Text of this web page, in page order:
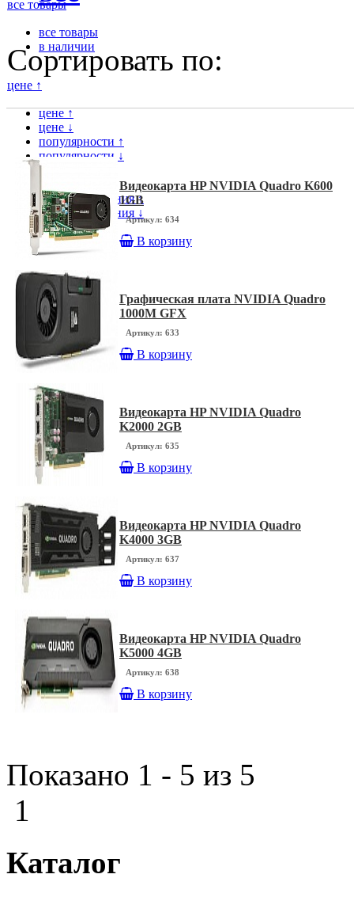
все товары
все товары
в наличии
Сортировать по:
цене ↑
цене ↑
цене ↓
популярности ↑
популярности ↓
модели ↑
дате поступления ↑
дате поступления ↓
Видеокарта HP NVIDIA Quadro K600
1GB
Артикул: 634
В корзину
Графическая плата NVIDIA Quadro
1000M GFX
Артикул: 633
В корзину
Видеокарта HP NVIDIA Quadro
K2000 2GB
Артикул: 635
В корзину
Видеокарта HP NVIDIA Quadro
K4000 3GB
Артикул: 637
В корзину
Видеокарта HP NVIDIA Quadro
K5000 4GB
Артикул: 638
В корзину
Показано 1 - 5 из 5
1
Каталог